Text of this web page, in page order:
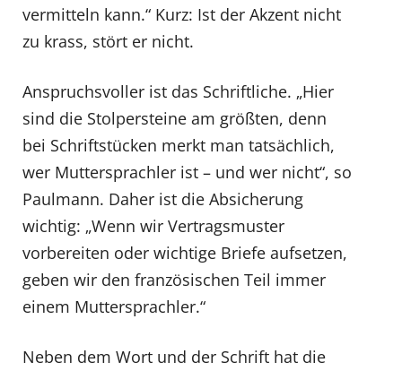
vermitteln kann.“ Kurz: Ist der Akzent nicht
zu krass, stört er nicht.
Anspruchsvoller ist das Schriftliche. „Hier
sind die Stolpersteine am größten, denn
bei Schriftstücken merkt man tatsächlich,
wer Muttersprachler ist – und wer nicht“, so
Paulmann. Daher ist die Absicherung
wichtig: „Wenn wir Vertragsmuster
vorbereiten oder wichtige Briefe aufsetzen,
geben wir den französischen Teil immer
einem Muttersprachler.“
Neben dem Wort und der Schrift hat die